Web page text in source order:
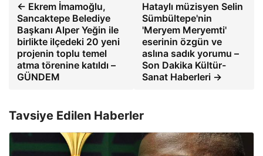
← Ekrem İmamoğlu,
Sancaktepe Belediye
Başkanı Alper Yeğin ile
birlikte ilçedeki 20 yeni
projenin toplu temel
atma törenine katıldı –
GÜNDEM
Hataylı müzisyen Selin
Sümbültepe'nin
'Meryem Meryemti'
eserinin özgün ve
aslına sadık yorumu –
Son Dakika Kültür-
Sanat Haberleri →
Tavsiye Edilen Haberler